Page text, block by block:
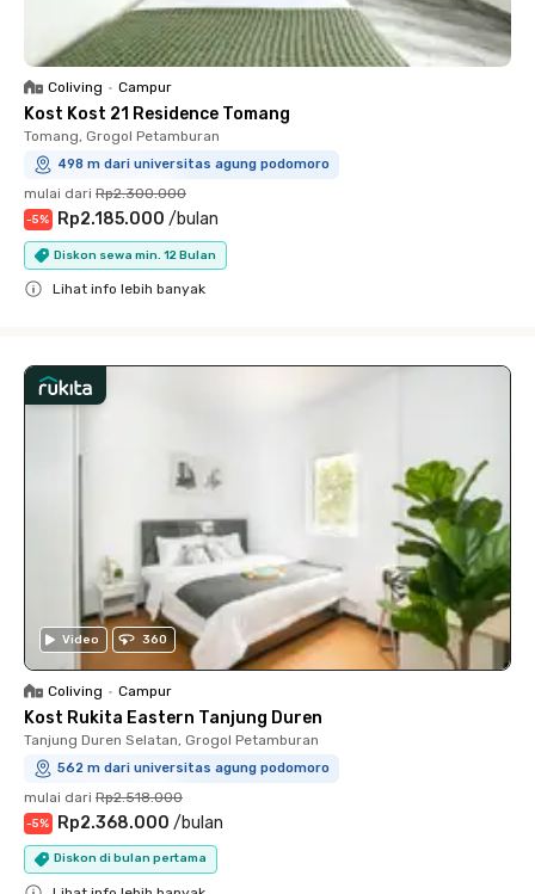
Coliving • Campur
Kost Kost 21 Residence Tomang
Tomang, Grogol Petamburan
498 m dari universitas agung podomoro
mulai dari Rp2.300.000
-5% Rp2.185.000 /bulan
Diskon sewa min. 12 Bulan
Lihat info lebih banyak
Video 360
Coliving • Campur
Kost Rukita Eastern Tanjung Duren
Tanjung Duren Selatan, Grogol Petamburan
562 m dari universitas agung podomoro
mulai dari Rp2.518.000
-5% Rp2.368.000 /bulan
Diskon di bulan pertama